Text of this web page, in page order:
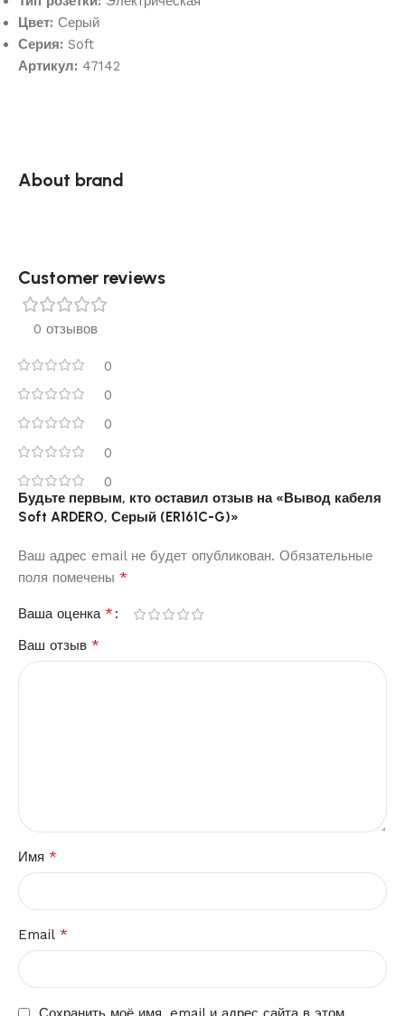
Цвет: Серый
Серия: Soft
Артикул: 47142
About brand
Customer reviews​
0 отзывов
0
0
0
0
0
Будьте первым, кто оставил отзыв на «Вывод кабеля
Soft ARDERO, Серый (ER161C-G)»
Ваш адрес email не будет опубликован. Обязательные
поля помечены *
Ваша оценка *
Ваш отзыв *
Имя *
Email *